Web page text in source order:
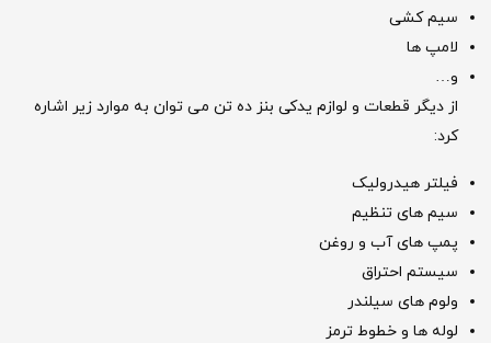
سیم کشی
لامپ ها
و…
از دیگر قطعات و لوازم یدکی بنز ده تن می توان به موارد زیر اشاره
کرد:
فیلتر هیدرولیک
سیم های تنظیم
پمپ های آب و روغن
سیستم احتراق
ولوم های سیلندر
لوله ها و خطوط ترمز